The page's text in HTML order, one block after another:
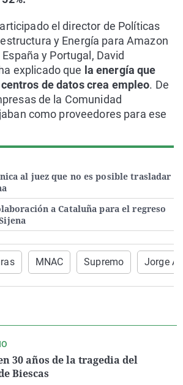
al juez que no es posible trasladar
a Cataluña para el regreso
el director de Políticas
y Energía para Amazon
y Portugal, David
explicado que la energía que
de datos crea empleo. De
de la Comunidad
como proveedores para ese
MNAC Supremo Jorge
30 años de la tragedia del
Biescas